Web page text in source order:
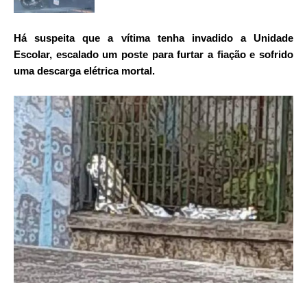
Há suspeita que a vítima tenha invadido a Unidade
Escolar, escalado um poste para furtar a fiação e sofrido
uma descarga elétrica mortal.